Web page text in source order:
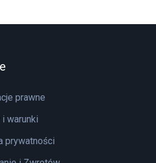
prawne
warunki
prywatności